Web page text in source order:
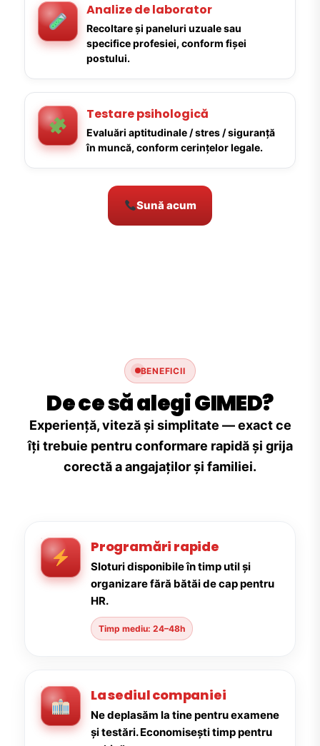
Analize de laborator
Recoltare și paneluri uzuale sau
specifice profesiei, conform fișei
postului.
Testare psihologică
Evaluări aptitudinale / stres / siguranță
în muncă, conform cerințelor legale.
Sună acum
BENEFICII
De ce să alegi GIMED?
Experiență, viteză și simplitate — exact ce
îți trebuie pentru conformare rapidă și grija
corectă a angajaților și familiei.
Programări rapide
Sloturi disponibile în timp util și
organizare fără bătăi de cap pentru
HR.
Timp mediu: 24–48h
La sediul companiei
Ne deplasăm la tine pentru examene
și testări. Economisești timp pentru